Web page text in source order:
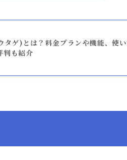
タゲ)とは？料金プランや機能、使
判も紹介